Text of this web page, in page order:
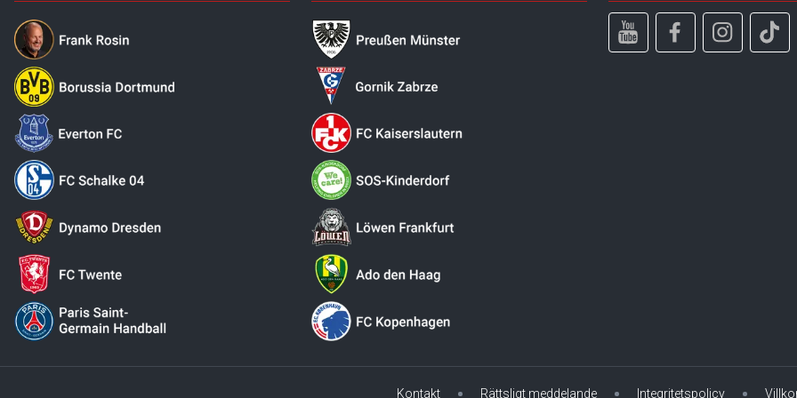
Kontakt Rättsligt meddelande Integritetspolicy